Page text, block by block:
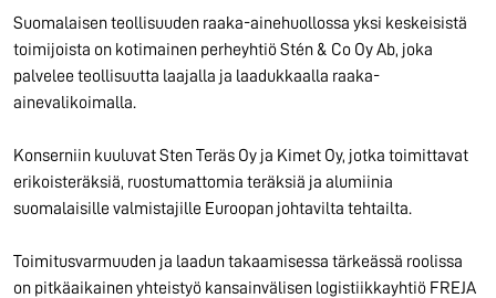
Suomalaisen teollisuuden raaka-ainehuollossa yksi keskeisistä
toimijoista on kotimainen perheyhtiö Stén & Co Oy Ab, joka
palvelee teollisuutta laajalla ja laadukkaalla raaka-
ainevalikoimalla.
Konserniin kuuluvat Sten Teräs Oy ja Kimet Oy, jotka toimittavat
erikoisteräksiä, ruostumattomia teräksiä ja alumiinia
suomalaisille valmistajille Euroopan johtavilta tehtailta.
Toimitusvarmuuden ja laadun takaamisessa tärkeässä roolissa
on pitkäaikainen yhteistyö kansainvälisen logistiikkayhtiö FREJA